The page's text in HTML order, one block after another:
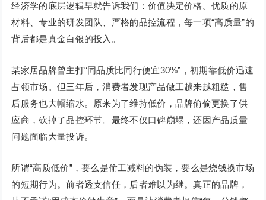
经济学的底层逻辑早就告诉我们：价值决定价格。优质的原
材料、专业的研发团队、严格的品控流程，每一项“高质量”的
背后都是真金白银的投入。
某家居品牌曾主打“同品质比同行便宜30%”，初期靠低价迅速
占领市场。但三年后，消费者发现产品做工越来越粗糙，售
后服务也大幅缩水。原来为了维持低价，品牌偷偷更换了供
应商，砍掉了品控环节。最终不仅口碑崩塌，还因产品质量
问题面临大量投诉。
所谓“高质低价”，要么是偷工减料的伪装，要么是烧钱换市场
的短期行为。前者透支信任，后者难以为继。真正的品牌，